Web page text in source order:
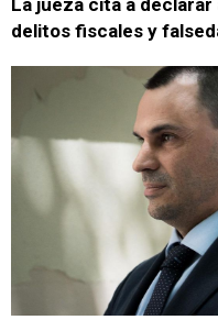
La jueza cita a
delitos fiscales y